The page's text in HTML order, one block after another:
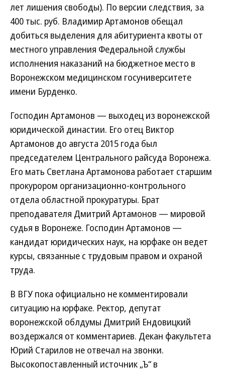
лет лишения свободы). По версии следствия, за
400 тыс. руб. Владимир Артамонов обещал
добиться выделения для абитуриента квоты от
местного управления Федеральной службы
исполнения наказаний на бюджетное место в
Воронежском медицинском госуниверситете
имени Бурденко.
Господин Артамонов — выходец из воронежской
юридической династии. Его отец Виктор
Артамонов до августа 2015 года был
председателем Центрального райсуда Воронежа.
Его мать Светлана Артамонова работает старшим
прокурором организационно-контрольного
отдела областной прокуратуры. Брат
преподавателя Дмитрий Артамонов — мировой
судья в Воронеже. Господин Артамонов —
кандидат юридических наук, на юрфаке он ведет
курсы, связанные с трудовым правом и охраной
труда.
В ВГУ пока официально не комментировали
ситуацию на юрфаке. Ректор, депутат
воронежской облдумы Дмитрий Ендовицкий
воздержался от комментариев. Декан факультета
Юрий Старилов не отвечал на звонки.
Высокопоставленный источник „Ъ“ в